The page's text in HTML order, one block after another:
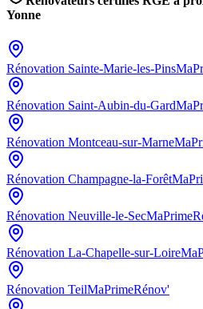
Yonne
Rénovation Sainte-Marie-les-Pins
Rénovation Saint-Aubin-du-Gard
Rénovation Montceau-sur-Marne
Rénovation Champagne-la-Forêt
Rénovation Neuville-le-Sec
Rénovation La-Chapelle-sur-Loire
Rénovation TeilMaPrimeRénov'